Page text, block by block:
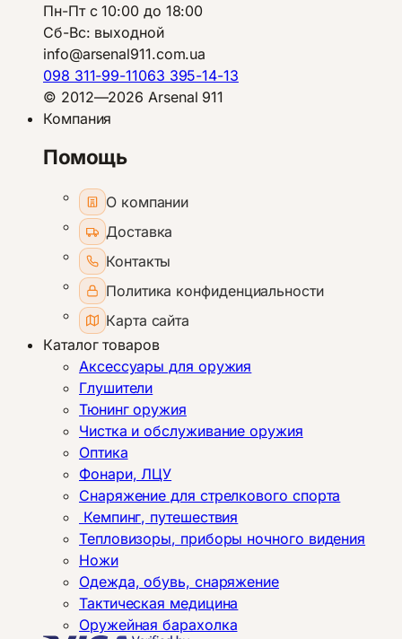
Пн-Пт с 10:00 до 18:00
Сб-Вс: выходной
info@arsenal911.com.ua
098 311-99-11063 395-14-13
© 2012—2026 Arsenal 911
Компания
Помощь
О компании
Доставка
Контакты
Политика конфиденциальности
Карта сайта
Каталог товаров
Аксессуары для оружия
Глушители
Тюнинг оружия
Чистка и обслуживание оружия
Оптика
Фонари, ЛЦУ
Снаряжение для стрелкового спорта
Кемпинг, путешествия
Тепловизоры, приборы ночного видения
Ножи
Одежда, обувь, снаряжение
Тактическая медицина
Оружейная барахолка